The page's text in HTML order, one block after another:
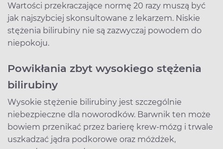
Wartości przekraczające normę 20 razy muszą być
jak najszybciej skonsultowane z lekarzem. Niskie
stężenia bilirubiny nie są zazwyczaj powodem do
niepokoju.
Powikłania zbyt wysokiego stężenia
bilirubiny
Wysokie stężenie bilirubiny jest szczególnie
niebezpieczne dla noworodków. Barwnik ten może
bowiem przenikać przez barierę krew-mózg i trwale
uszkadzać jądra podkorowe oraz móżdżek,